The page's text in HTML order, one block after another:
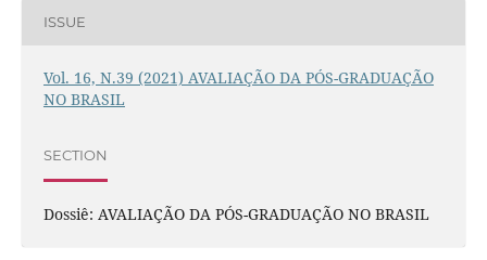
ISSUE
Vol. 16, N.39 (2021) AVALIAÇÃO DA PÓS-GRADUAÇÃO
NO BRASIL
SECTION
Dossiê: AVALIAÇÃO DA PÓS-GRADUAÇÃO NO BRASIL